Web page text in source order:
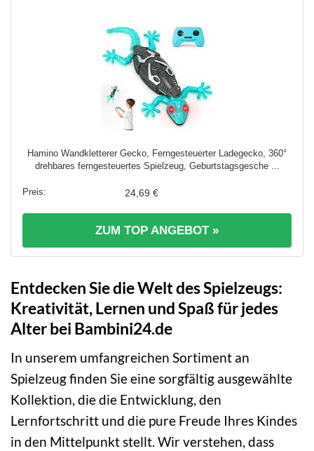
Hamino Wandkletterer Gecko, Ferngesteuerter Ladegecko, 360°
drehbares ferngesteuertes Spielzeug, Geburtstagsgesche ...
24,69 €
ZUM TOP ANGEBOT »
Entdecken Sie die Welt des Spielzeugs:
Kreativität, Lernen und Spaß für jedes
Alter bei Bambini24.de
In unserem umfangreichen Sortiment an
Spielzeug finden Sie eine sorgfältig ausgewählte
Kollektion, die die Entwicklung, den
Lernfortschritt und die pure Freude Ihres Kindes
in den Mittelpunkt stellt. Wir verstehen, dass